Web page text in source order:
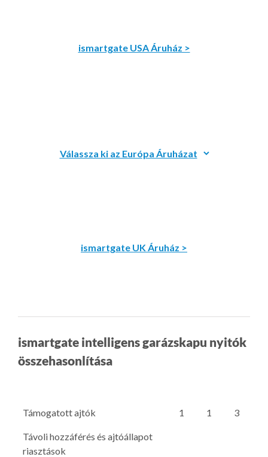
ismartgate USA Áruház >
ismartgate UK Áruház >
ismartgate intelligens garázskapu nyitók
összehasonlítása
Támogatott ajtók 1 1 3
Távoli hozzáférés és ajtóállapot
riasztások